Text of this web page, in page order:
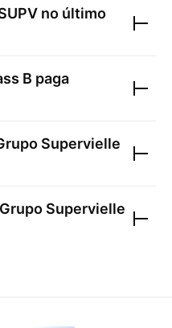
no último
B paga
Supervielle
Grupo Supervielle